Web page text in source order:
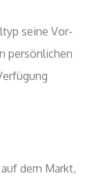
seine Vor-
persönlichen
dem Markt,